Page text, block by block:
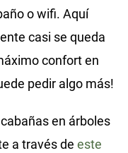
o wifi. Aquí
casi se queda
confort en
pedir algo más!
en árboles
a través de este